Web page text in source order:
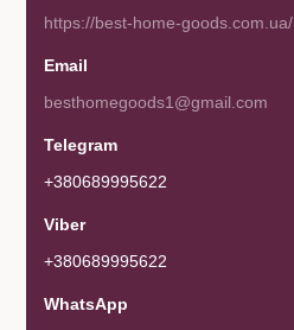
https://best-home-goods.com.ua/
besthomegoods1@gmail.com
+380689995622
+380689995622